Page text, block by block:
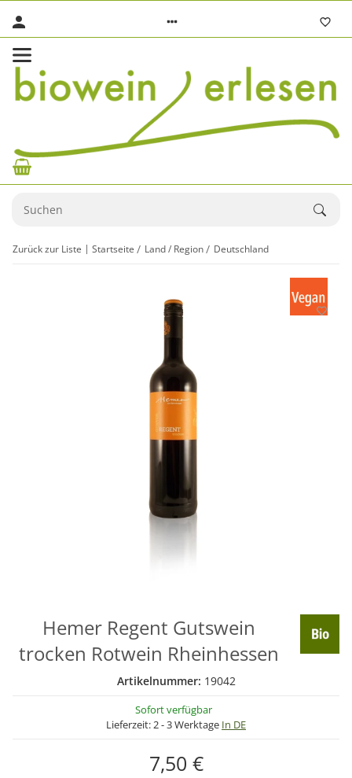
Zurück zur Liste Startseite Land / Region Deutschland
Hemer Regent Gutswein
trocken Rotwein Rheinhessen
Artikelnummer: 19042
Sofort verfügbar
Lieferzeit:2 - 3 Werktage In DE
7,50 €